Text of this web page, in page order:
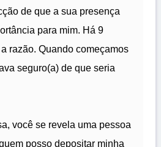
de que a sua presença
para mim. Há 9
razão. Quando começamos
seguro(a) de que seria
você se revela uma pessoa
posso depositar minha